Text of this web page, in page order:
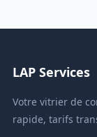
LAP Services
Votre vitrier de
rapide, tarifs